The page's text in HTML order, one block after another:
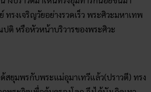
ทรงเจริญวัยอย่างรวดเร็ว พระศิวะมหาเทพ
ติ หรือหัวหน้าบริวารของพระศิวะ
สยุมพรกับพระแม่อุมาเทวีแล้ว(ปราวตี) ทรง